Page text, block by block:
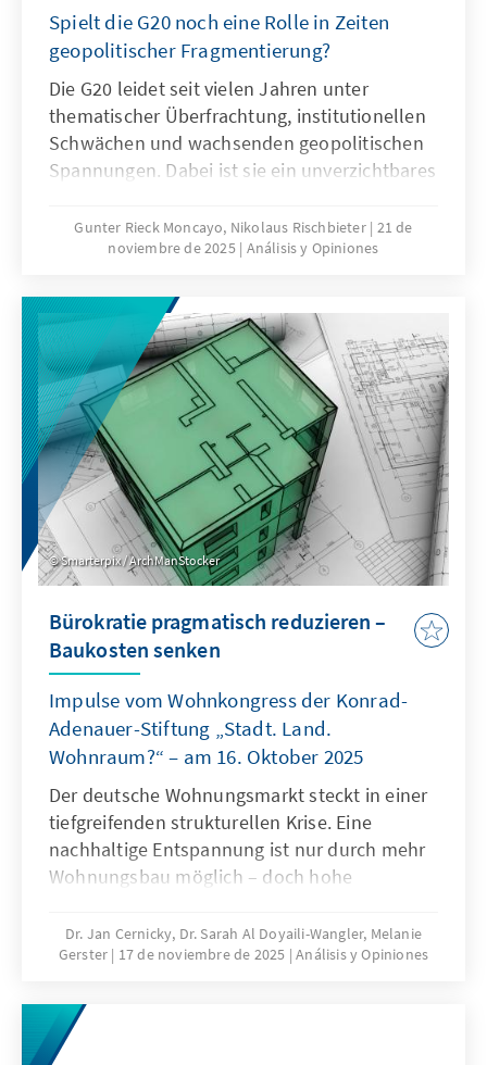
Spielt die G20 noch eine Rolle in Zeiten
geopolitischer Fragmentierung?
Die G20 leidet seit vielen Jahren unter
thematischer Überfrachtung, institutionellen
Schwächen und wachsenden geopolitischen
Spannungen. Dabei ist sie ein unverzichtbares
muss daher ihre Legitimität und Wirksamkeit
zurückgewinnen. Dies kann nur gelingen,
konzentriert, die Troika zu einer mehrjährigen
Planungsinstanz weiterentwickelt, die OECD
als Quasi-Sekretariat institutionell stärkt und
ihre Arbeitsweise stärker auf umsetzbare
Ergebnisse ausrichtet.
Gunter Rieck Moncayo, Nikolaus Rischbieter 21 de
noviembre de 2025 Análisis y Opiniones
Smarterpix / ArchManStocker
Bürokratie pragmatisch reduzieren –
Baukosten senken
Impulse vom Wohnkongress der Konrad-
Adenauer-Stiftung „Stadt. Land.
Wohnraum?“ – am 16. Oktober 2025
Der deutsche Wohnungsmarkt steckt in einer
tiefgreifenden strukturellen Krise. Eine
nachhaltige Entspannung ist nur durch mehr
Wohnungsbau möglich – doch hohe
Vorgaben bremsen die Bautätigkeit erheblich.
Zur Lösung des Problems bedarf es einer
Komplexität.
Dr. Jan Cernicky, Dr. Sarah Al Doyaili-Wangler, Melanie
Gerster
17 de noviembre de 2025 Análisis y Opiniones